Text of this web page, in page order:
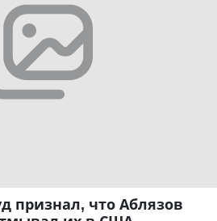
признал, что Аблязов